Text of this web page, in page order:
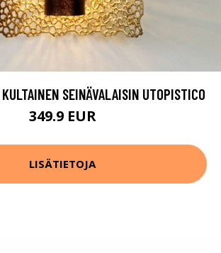
SEINÄVALAISIN UTOPISTICO
349.9 EUR
LISÄTIETOJA